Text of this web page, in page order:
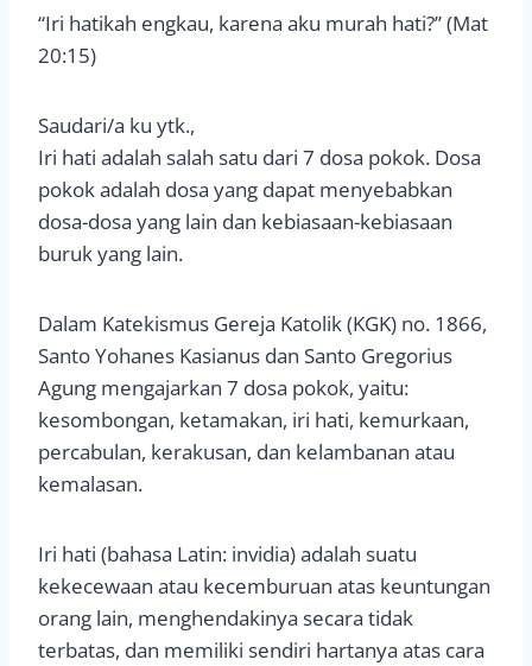
“Iri hatikah engkau, karena aku murah hati?” (Mat
20:15)
Saudari/a ku ytk.,
Iri hati adalah salah satu dari 7 dosa pokok. Dosa
pokok adalah dosa yang dapat menyebabkan
dosa-dosa yang lain dan kebiasaan-kebiasaan
buruk yang lain.
Dalam Katekismus Gereja Katolik (KGK) no. 1866,
Santo Yohanes Kasianus dan Santo Gregorius
Agung mengajarkan 7 dosa pokok, yaitu:
kesombongan, ketamakan, iri hati, kemurkaan,
percabulan, kerakusan, dan kelambanan atau
kemalasan.
Iri hati (bahasa Latin: invidia) adalah suatu
kekecewaan atau kecemburuan atas keuntungan
orang lain, menghendakinya secara tidak
terbatas, dan memiliki sendiri hartanya atas cara